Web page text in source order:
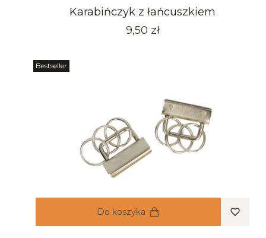
Karabińczyk z łańcuszkiem
Cena
9,50 zł
Bestseller
Do koszyka